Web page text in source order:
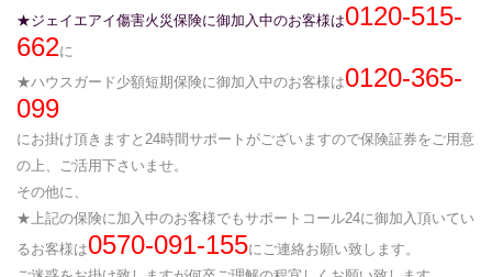
★ジェイエアイ傷害火災保険に御加入中のお客様は0120-515-
662に
★ハウスガード少額短期保険に御加入中のお客様は0120-365-
099
にお掛け頂きますと24時間サポートがございますので保険証券をご用意
の上、ご活用下さいませ。
その他に、
★上記の保険に加入中のお客様でもサポートコール24に御加入頂いてい
るお客様は0570-091-155にご連絡お願い致します。